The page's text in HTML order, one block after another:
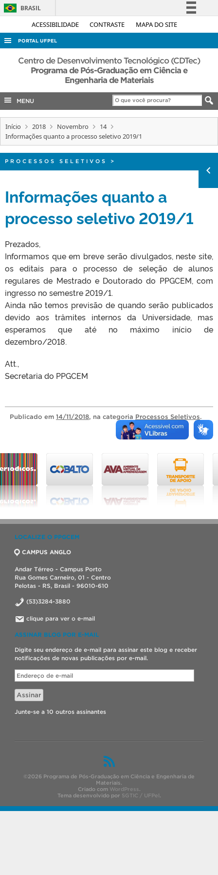
ACESSIBILIDADE CONTRASTE MAPA DO SITE
BRASIL
Simplifique!
Acesso à informação
Legislação
Canais
PORTAL UFPEL
ACESSO À INFORMAÇÃO
AUDITORIA
EDITAIS
INTERNACIONAL
Centro de Desenvolvimento Tecnológico (CDTec)
Programa de Pós-Graduação em Ciência e
Engenharia de Materiais
MENU
Início 2018 Novembro
14
Informações quanto a processo seletivo 2019/1
PROCESSOS SELETIVOS >
Informações quanto a
processo seletivo 2019/1
Prezados,
Informamos que em breve serão divulgados, neste site,
os editais para o processo de seleção de alunos
regulares de Mestrado e Doutorado do PPGCEM, com
ingresso no semestre 2019/1.
Ainda não temos previsão de quando serão publicados
devido aos trâmites internos da Universidade, mas
esperamos que até no máximo início de
dezembro/2018.
Att.,
Secretaria do PPGCEM
Publicado em 14/11/2018, na categoria Processos Seletivos.
LOCALIZE O PPGCEM
CAMPUS ANGLO
Andar Térreo - Campus Porto
Rua Gomes Carneiro, 01 - Centro
Pelotas - RS, Brasil - 96010-610
(53)3284-3880
clique para ver o e-mail
ASSINAR BLOG POR E-MAIL
Digite seu endereço de e-mail para assinar este blog e receber
notificações de novas publicações por e-mail.
Endereço
de
e-
mail
Assinar
Junte-se a 10 outros assinantes
©2026 Programa de Pós-Graduação em Ciência e Engenharia de
Materiais.
Criado com WordPress.
Tema desenvolvido por SGTIC / UFPel.